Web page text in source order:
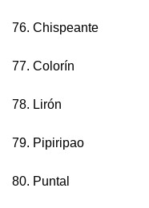
76. Chispeante
77. Colorín
78. Lirón
79. Pipiripao
80. Puntal